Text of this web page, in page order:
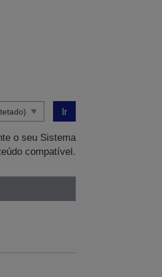
Ir
o seu Sistema
compatível.